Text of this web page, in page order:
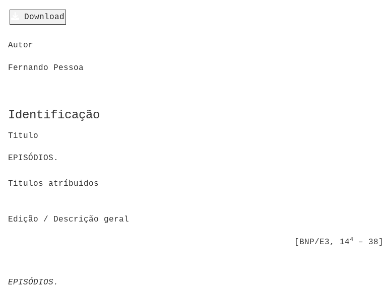
Download
Autor
Fernando Pessoa
Identificação
Titulo
EPISÓDIOS.
Titulos atríbuidos
Edição / Descrição geral
[BNP/E3, 144– 38]
EPISÓDIOS.